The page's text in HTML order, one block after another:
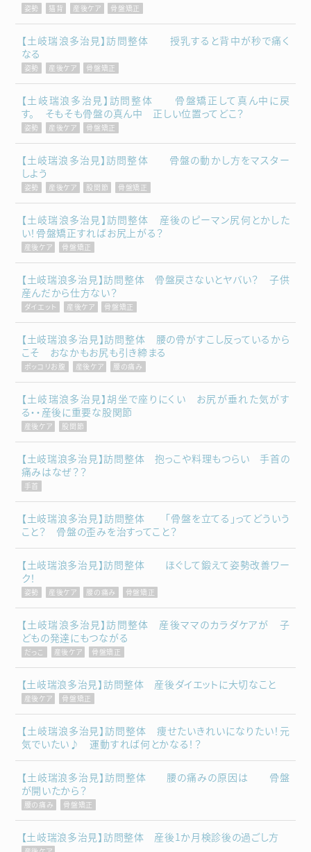
姿勢 猫背 産後ケア 骨盤矯正
【土岐瑞浪多治見】訪問整体 授乳すると背中が秒で痛く
なる
姿勢 産後ケア 骨盤矯正
【土岐瑞浪多治見】訪問整体 骨盤矯正して真ん中に戻
す。 そもそも骨盤の真ん中 正しい位置ってどこ？
姿勢 産後ケア 骨盤矯正
【土岐瑞浪多治見】訪問整体 骨盤の動かし方をマスター
しよう
姿勢 産後ケア 股関節 骨盤矯正
【土岐瑞浪多治見】訪問整体 産後のピーマン尻何とかした
い！骨盤矯正すればお尻上がる？
産後ケア 骨盤矯正
【土岐瑞浪多治見】訪問整体 骨盤戻さないとヤバい？ 子供
産んだから仕方ない？
ダイエット 産後ケア 骨盤矯正
【土岐瑞浪多治見】訪問整体 腰の骨がすこし反っているから
こそ おなかもお尻も引き締まる
ポッコリお腹 産後ケア 腰の痛み
【土岐瑞浪多治見】胡坐で座りにくい お尻が垂れた気がす
る・・産後に重要な股関節
産後ケア 股関節
【土岐瑞浪多治見】訪問整体 抱っこや料理もつらい 手首の
痛みはなぜ？？
手首
【土岐瑞浪多治見】訪問整体 「骨盤を立てる」ってどういう
こと？ 骨盤の歪みを治すってこと？
【土岐瑞浪多治見】訪問整体 ほぐして鍛えて姿勢改善ワー
ク！
姿勢 産後ケア 腰の痛み 骨盤矯正
【土岐瑞浪多治見】訪問整体 産後ママのカラダケアが 子
どもの発達にもつながる
だっこ 産後ケア 骨盤矯正
【土岐瑞浪多治見】訪問整体 産後ダイエットに大切なこと
産後ケア 骨盤矯正
【土岐瑞浪多治見】訪問整体 痩せたいきれいになりたい！元
気でいたい♪ 運動すれば何とかなる！？
【土岐瑞浪多治見】訪問整体 腰の痛みの原因は 骨盤
が開いたから？
腰の痛み 骨盤矯正
【土岐瑞浪多治見】訪問整体 産後1か月検診後の過ごし方